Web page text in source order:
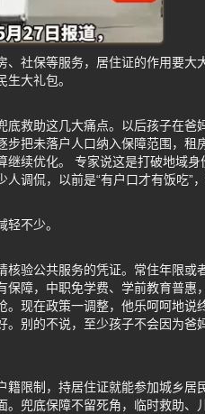
社保等服务，居住证的作用要大
大礼包。
救助这几大痛点。以后孩子在爸
把未落户人口纳入保障范围，租
续优化。 专家说这是打破地域
调侃，以前是“有户口才有饭吃”
不少。
验公共服务的凭证。常住年限或
障，中职免学费、学前教育普惠
现在政策一调整，他乐呵呵地说
别的不说，至少孩子不会因为爸
限制，持居住证就能参加城乡居
兜底保障不留死角，临时救助、